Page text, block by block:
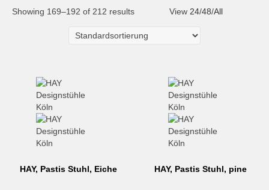
Showing 169–192 of 212 results View 24/48/All
HAY, Pastis Stuhl, Eiche
HAY, Pastis Stuhl, pine